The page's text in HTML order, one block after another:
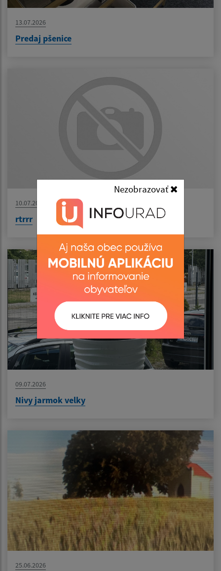
Nezobrazovať
13.07.2026
Predaj pšenice
10.07.2026
rtrrr
09.07.2026
Nivy jarmok velky
25.06.2026